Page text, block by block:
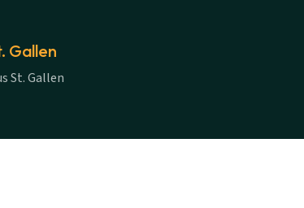
Gallen
St. Gallen